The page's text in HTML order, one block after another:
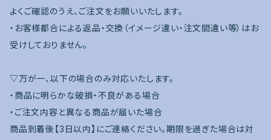
よくご確認のうえ、ご注文をお願いいたします。
・お客様都合による返品・交換（イメージ違い・注文間違い等）はお
受けしておりません。
▽万が一、以下の場合のみ対応いたします。
・商品に明らかな破損・不良がある場合
・ご注文内容と異なる商品が届いた場合
商品到着後【3日以内】にご連絡ください。期限を過ぎた場合は対